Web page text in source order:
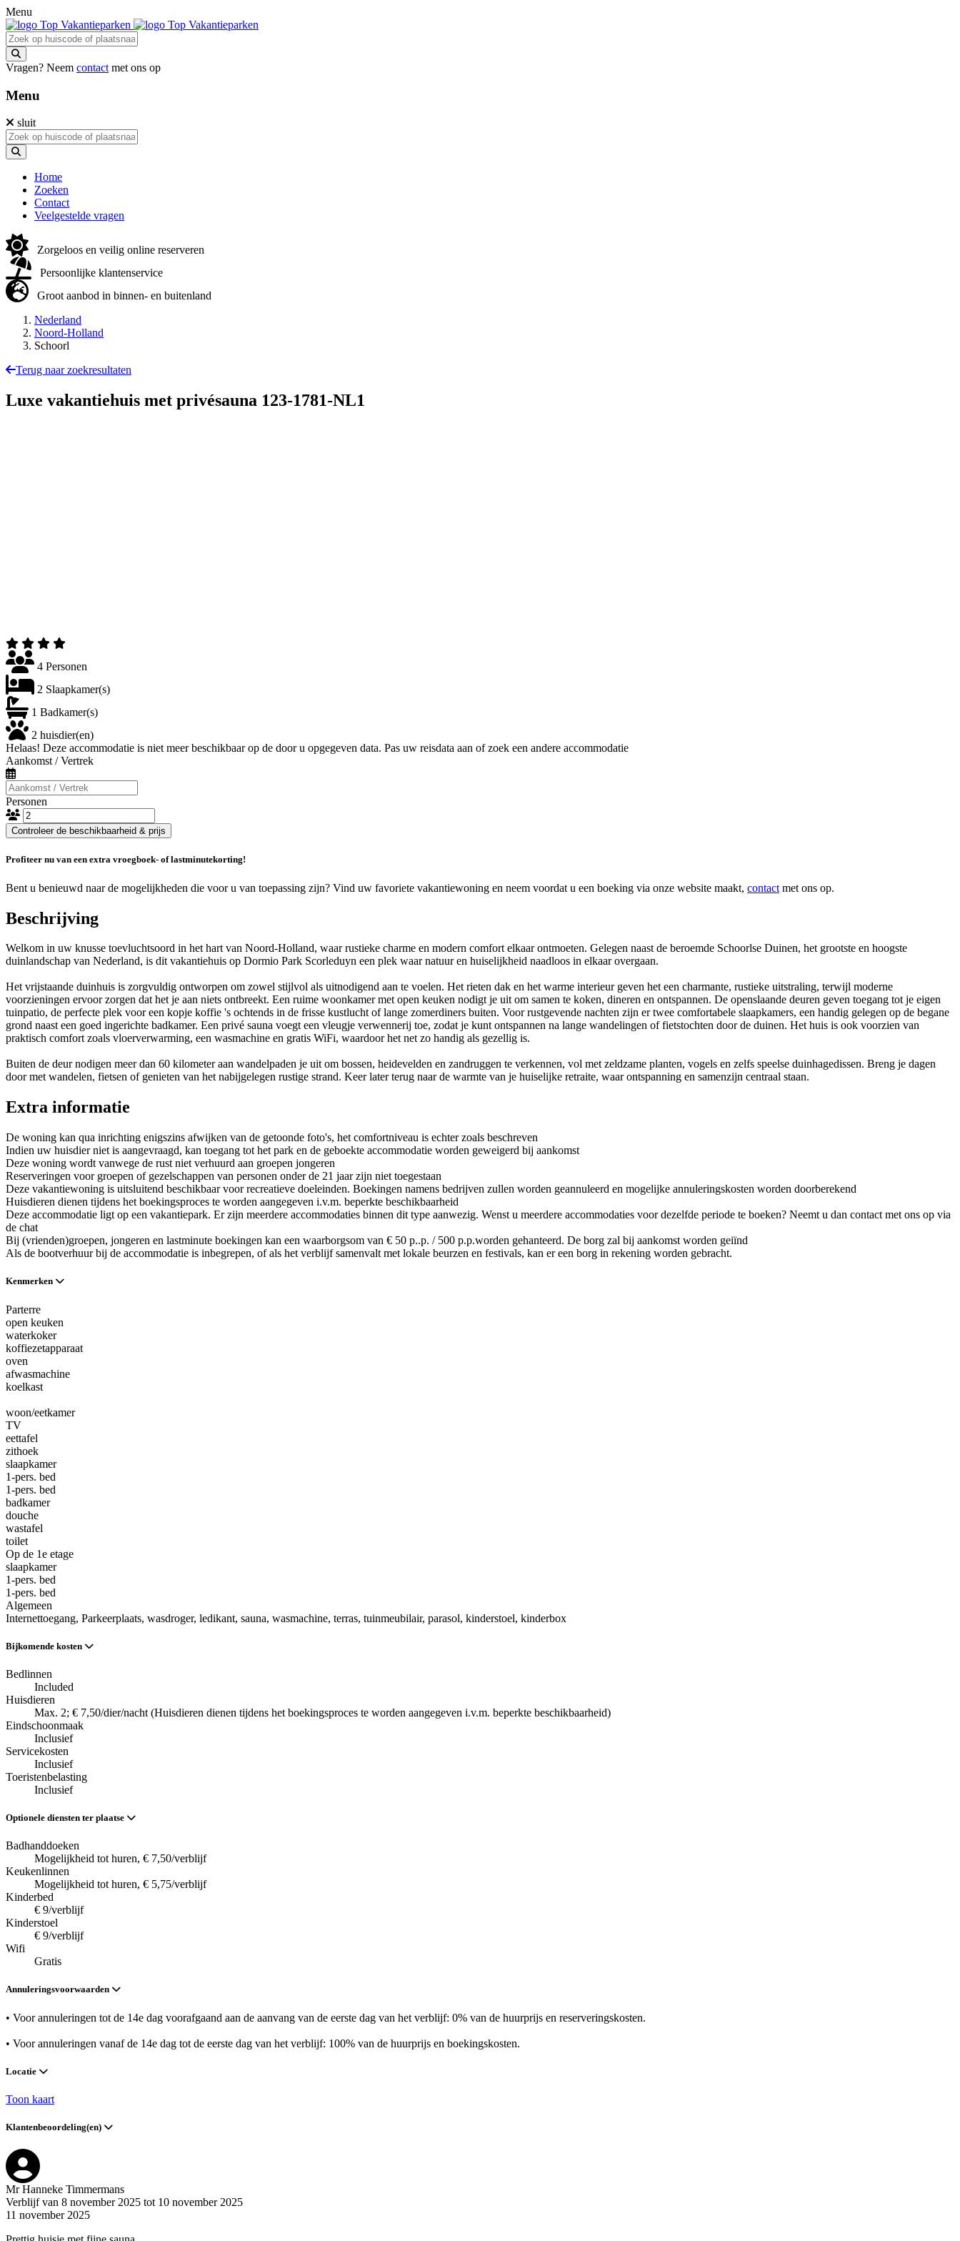
Menu
Vragen? Neem contact met ons op
Menu
sluit
Home
Zoeken
Contact
Veelgestelde vragen
Zorgeloos en veilig online reserveren
Persoonlijke klantenservice
Groot aanbod in binnen- en buitenland
Nederland
Noord-Holland
Schoorl
Terug naar zoekresultaten
Luxe vakantiehuis met privésauna 123-1781-NL1
4 Personen
2 Slaapkamer(s)
1 Badkamer(s)
2 huisdier(en)
Helaas! Deze accommodatie is niet meer beschikbaar op de door u opgegeven data. Pas uw reisdata aan of zoek een andere accommodatie
Aankomst / Vertrek
Personen
Controleer de beschikbaarheid & prijs
Profiteer nu van een extra vroegboek- of lastminutekorting!
Bent u benieuwd naar de mogelijkheden die voor u van toepassing zijn? Vind uw favoriete vakantiewoning en neem voordat u een boeking via onze website maakt, contact met ons op.
Beschrijving
Welkom in uw knusse toevluchtsoord in het hart van Noord-Holland, waar rustieke charme en modern comfort elkaar ontmoeten. Gelegen naast de beroemde Schoorlse Duinen, het grootste en hoogste
duinlandschap van Nederland, is dit vakantiehuis op Dormio Park Scorleduyn een plek waar natuur en huiselijkheid naadloos in elkaar overgaan.
Het vrijstaande duinhuis is zorgvuldig ontworpen om zowel stijlvol als uitnodigend aan te voelen. Het rieten dak en het warme interieur geven het een charmante, rustieke uitstraling, terwijl moderne
voorzieningen ervoor zorgen dat het je aan niets ontbreekt. Een ruime woonkamer met open keuken nodigt je uit om samen te koken, dineren en ontspannen. De openslaande deuren geven toegang tot je eigen
tuinpatio, de perfecte plek voor een kopje koffie 's ochtends in de frisse kustlucht of lange zomerdiners buiten. Voor rustgevende nachten zijn er twee comfortabele slaapkamers, een handig gelegen op de begane
grond naast een goed ingerichte badkamer. Een privé sauna voegt een vleugje verwennerij toe, zodat je kunt ontspannen na lange wandelingen of fietstochten door de duinen. Het huis is ook voorzien van
praktisch comfort zoals vloerverwarming, een wasmachine en gratis WiFi, waardoor het net zo handig als gezellig is.
Buiten de deur nodigen meer dan 60 kilometer aan wandelpaden je uit om bossen, heidevelden en zandruggen te verkennen, vol met zeldzame planten, vogels en zelfs speelse duinhagedissen. Breng je dagen
door met wandelen, fietsen of genieten van het nabijgelegen rustige strand. Keer later terug naar de warmte van je huiselijke retraite, waar ontspanning en samenzijn centraal staan.
Extra informatie
De woning kan qua inrichting enigszins afwijken van de getoonde foto's, het comfortniveau is echter zoals beschreven
Indien uw huisdier niet is aangevraagd, kan toegang tot het park en de geboekte accommodatie worden geweigerd bij aankomst
Deze woning wordt vanwege de rust niet verhuurd aan groepen jongeren
Reserveringen voor groepen of gezelschappen van personen onder de 21 jaar zijn niet toegestaan
Deze vakantiewoning is uitsluitend beschikbaar voor recreatieve doeleinden. Boekingen namens bedrijven zullen worden geannuleerd en mogelijke annuleringskosten worden doorberekend
Huisdieren dienen tijdens het boekingsproces te worden aangegeven i.v.m. beperkte beschikbaarheid
Deze accommodatie ligt op een vakantiepark. Er zijn meerdere accommodaties binnen dit type aanwezig. Wenst u meerdere accommodaties voor dezelfde periode te boeken? Neemt u dan contact met ons op via
de chat
Bij (vrienden)groepen, jongeren en lastminute boekingen kan een waarborgsom van € 50 p..p. / 500 p.p.worden gehanteerd. De borg zal bij aankomst worden geiïnd
Als de bootverhuur bij de accommodatie is inbegrepen, of als het verblijf samenvalt met lokale beurzen en festivals, kan er een borg in rekening worden gebracht.
Kenmerken
Parterre
open keuken
waterkoker
koffiezetapparaat
oven
afwasmachine
koelkast
woon/eetkamer
TV
eettafel
zithoek
slaapkamer
1-pers. bed
1-pers. bed
badkamer
douche
wastafel
toilet
Op de 1e etage
slaapkamer
1-pers. bed
1-pers. bed
Algemeen
Internettoegang, Parkeerplaats, wasdroger, ledikant, sauna, wasmachine, terras, tuinmeubilair, parasol, kinderstoel, kinderbox
Bijkomende kosten
Bedlinnen
Included
Huisdieren
Max. 2; € 7,50/dier/nacht (Huisdieren dienen tijdens het boekingsproces te worden aangegeven i.v.m. beperkte beschikbaarheid)
Eindschoonmaak
Inclusief
Servicekosten
Inclusief
Toeristenbelasting
Inclusief
Optionele diensten ter plaatse
Badhanddoeken
Mogelijkheid tot huren, € 7,50/verblijf
Keukenlinnen
Mogelijkheid tot huren, € 5,75/verblijf
Kinderbed
€ 9/verblijf
Kinderstoel
€ 9/verblijf
Wifi
Gratis
Annuleringsvoorwaarden
• Voor annuleringen tot de 14e dag voorafgaand aan de aanvang van de eerste dag van het verblijf: 0% van de huurprijs en reserveringskosten.
• Voor annuleringen vanaf de 14e dag tot de eerste dag van het verblijf: 100% van de huurprijs en boekingskosten.
Locatie
Toon kaart
Klantenbeoordeling(en)
Mr Hanneke Timmermans
Verblijf van 8 november 2025 tot 10 november 2025
11 november 2025